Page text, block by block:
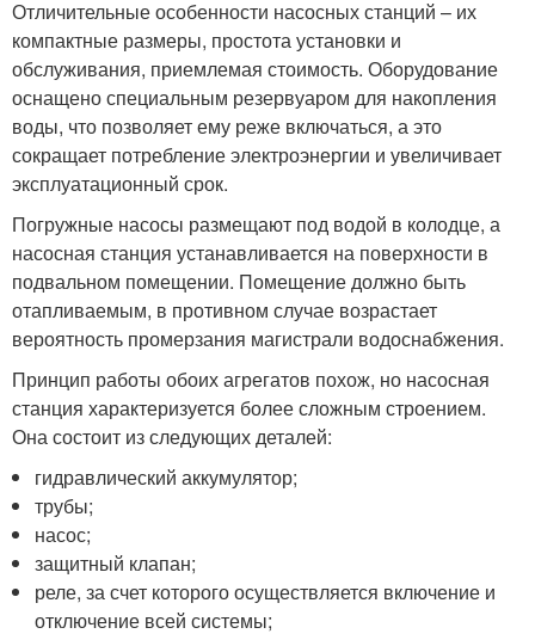
Отличительные особенности насосных станций – их
компактные размеры, простота установки и
обслуживания, приемлемая стоимость. Оборудование
оснащено специальным резервуаром для накопления
воды, что позволяет ему реже включаться, а это
сокращает потребление электроэнергии и увеличивает
эксплуатационный срок.
Погружные насосы размещают под водой в колодце, а
насосная станция устанавливается на поверхности в
подвальном помещении. Помещение должно быть
отапливаемым, в противном случае возрастает
вероятность промерзания магистрали водоснабжения.
Принцип работы обоих агрегатов похож, но насосная
станция характеризуется более сложным строением.
Она состоит из следующих деталей:
гидравлический аккумулятор;
трубы;
насос;
защитный клапан;
реле, за счет которого осуществляется включение и
отключение всей системы;